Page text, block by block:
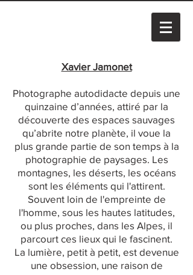
Xavier Jamonet
Photographe autodidacte depuis une
quinzaine d’années, attiré par la
découverte des espaces sauvages
qu’abrite notre planète, il voue la
plus grande partie de son temps à la
photographie de paysages. Les
montagnes, les déserts, les océans
sont les éléments qui l'attirent.
Souvent loin de l'empreinte de
l'homme, sous les hautes latitudes,
ou plus proches, dans les Alpes, il
parcourt ces lieux qui le fascinent.
La lumière, petit à petit, est devenue
une obsession, une raison de